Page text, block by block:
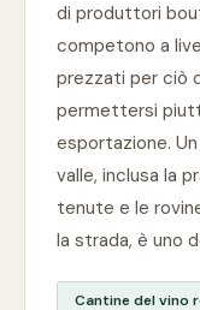
di produttori
competono a
prezzati per ciò
permettersi
esportazione.
valle, inclusa la
tenute e le
la strada, è uno
Cantine del vino